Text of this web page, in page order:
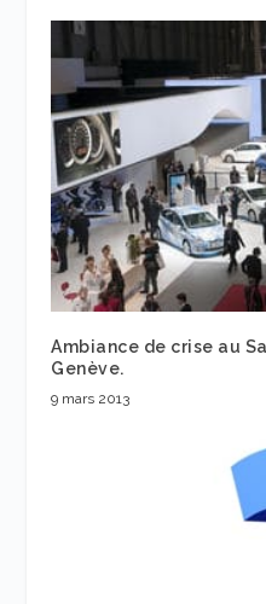
Ambiance de crise au
Genève.
9 mars 2013